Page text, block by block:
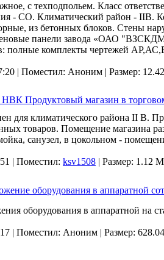
с техподпольем. Класс
- СO. Климатический район - IIВ.
из бетонных блоков. Стены
панели завода «ОАО
полные комплекты чертежей
| Поместил: Аноним | Размер:
Продуктовый магазин в
для климатического района II В.
товаров. Помещение магазина
санузел, в цокольном -
| Поместил: ksv1508 | Размер: 1.12
оборудования в аппаратной
оборудования в аппаратной на
| Поместил: Аноним | Размер: